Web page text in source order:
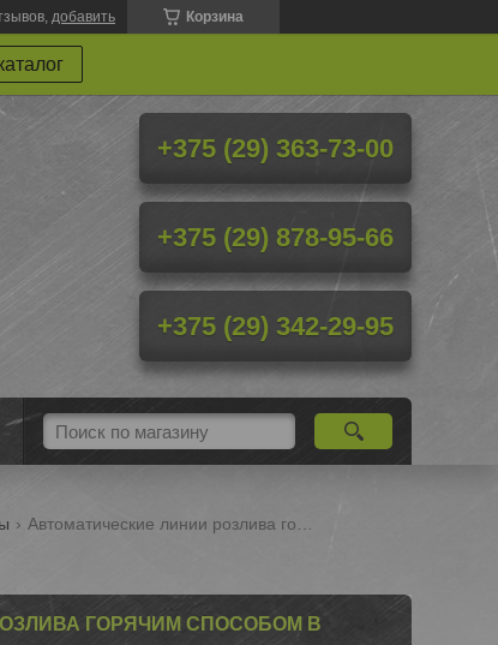
Корзина
добавить
+375 (29) 363-73-00
+375 (29) 878-95-66
+375 (29) 342-29-95
ГОРЯЧИМ СПОСОБОМ В